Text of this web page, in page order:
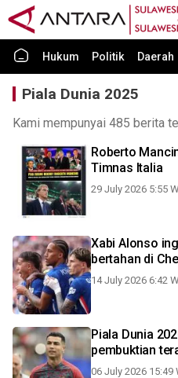
Hukum Politik Daerah
Piala Dunia 2025
Kami mempunyai 485 berita
Roberto
Timnas Italia
29 July 2026 5:55
Xabi Alonso
bertahan di
14 July 2026 6:42
Piala Dunia
pembuktian
06 July 2026 15:49